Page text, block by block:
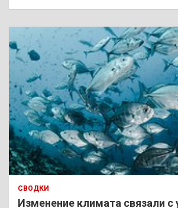
СВОДКИ
Изменение климата связали